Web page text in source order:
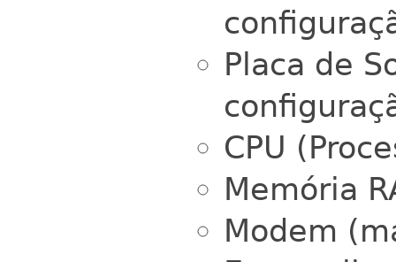
Placa de
CPU
Memória
Modem